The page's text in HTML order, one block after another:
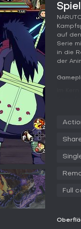
auf
Serie
in die
der
Jeder
Der
Full